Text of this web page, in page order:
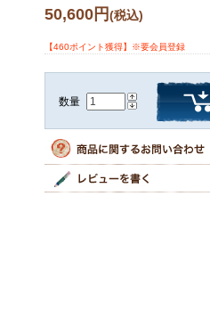
50,600円(税込)
【460ポイント獲得】※要会員登録
数量